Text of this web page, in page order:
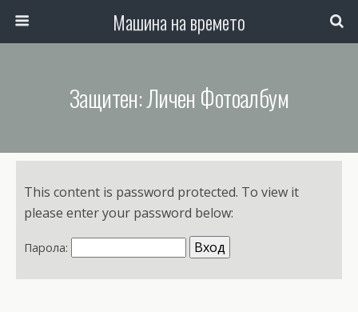
Машина на времето
Защитен: Личен Фотоалбум
This content is password protected. To view it
please enter your password below:
Парола: